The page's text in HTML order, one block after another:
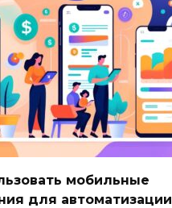
мобильные
для автоматизации